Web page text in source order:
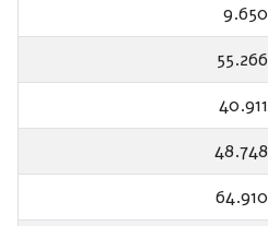
9.650
55.266
40.911
48.748
64.910